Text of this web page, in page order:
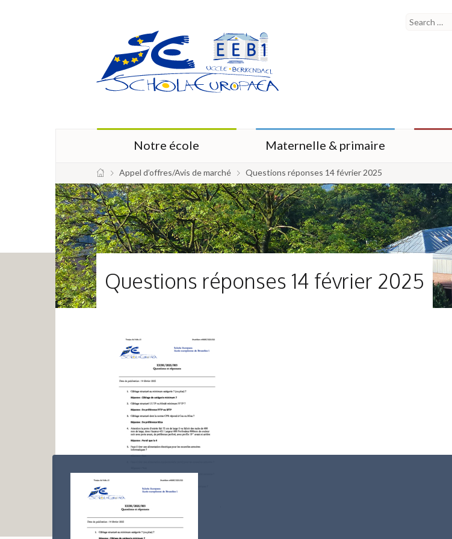
Notre école Maternelle & primaire
Appel d’offres/Avis de marché Questions réponses 14 février 2025
Questions réponses 14 février 2025